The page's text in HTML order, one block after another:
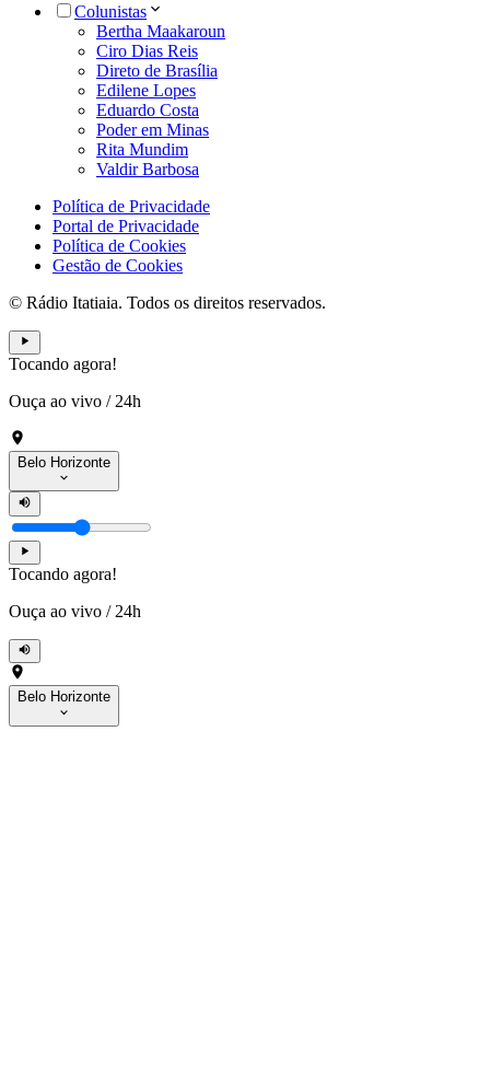
Colunistas
Bertha Maakaroun
Ciro Dias Reis
Direto de Brasília
Edilene Lopes
Eduardo Costa
Poder em Minas
Rita Mundim
Valdir Barbosa
Política de Privacidade
Portal de Privacidade
Política de Cookies
Gestão de Cookies
© Rádio Itatiaia. Todos os direitos reservados.
Tocando agora!
Ouça ao vivo / 24h
Belo Horizonte
Tocando agora!
Ouça ao vivo / 24h
Belo Horizonte